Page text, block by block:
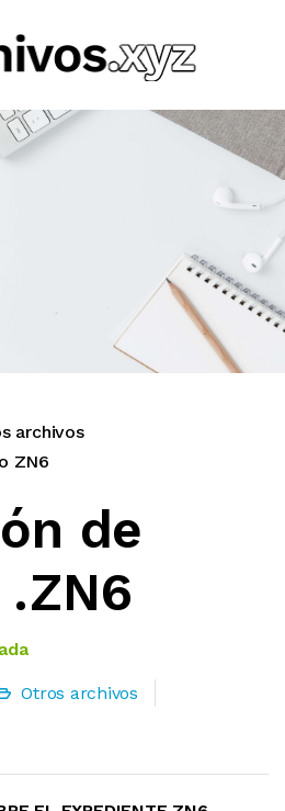
archivos
ZN6
de
Otros archivos